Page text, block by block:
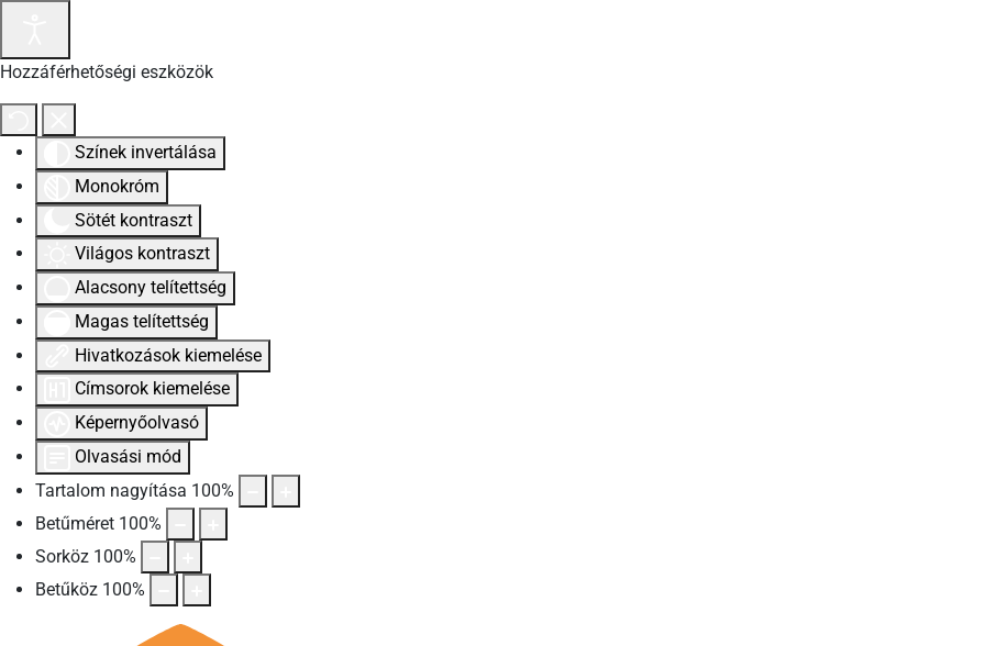
Hozzáférhetőségi eszközök
Színek invertálása
Monokróm
Sötét kontraszt
Világos kontraszt
Alacsony telítettség
Magas telítettség
Hivatkozások kiemelése
Címsorok kiemelése
Képernyőolvasó
Olvasási mód
Tartalom nagyítása 100%
Betűméret 100%
Sorköz 100%
Betűköz 100%